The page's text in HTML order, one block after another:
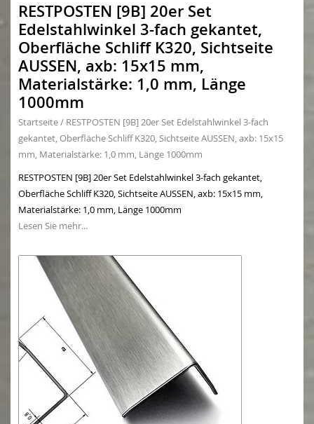
RESTPOSTEN [9B] 20er Set
Edelstahlwinkel 3-fach gekantet,
Oberfläche Schliff K320, Sichtseite
AUSSEN, axb: 15x15 mm,
Materialstärke: 1,0 mm, Länge
1000mm
Startseite/ RESTPOSTEN [9B] 20er Set Edelstahlwinkel 3-fach
gekantet, Oberfläche Schliff K320, Sichtseite AUSSEN, axb: 15x15
mm, Materialstärke: 1,0 mm, Länge 1000mm
RESTPOSTEN [9B] 20er Set Edelstahlwinkel 3-fach gekantet,
Oberfläche Schliff K320, Sichtseite AUSSEN, axb: 15x15 mm,
Materialstärke: 1,0 mm, Länge 1000mm
Lesen Sie mehr...